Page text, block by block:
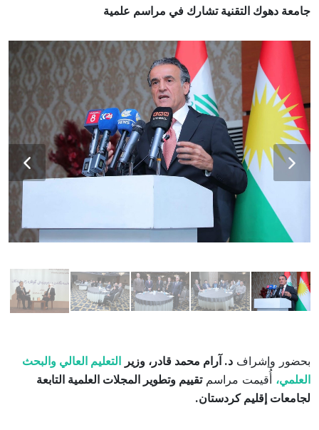
جامعة دهوك التقنية تشارك في مراسم علمية
بحضور وإشراف د. آرام محمد قادر، وزير التعليم العالي والبحث
العلمي، أُقيمت مراسمتقييم وتطوير المجلات العلمية التابعة
لجامعات إقليم كردستان.